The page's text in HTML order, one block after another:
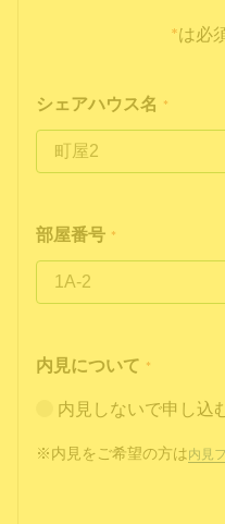
*は必
シェアハウス名 *
部屋番号 *
内見について *
内見しないで申し込
※内見をご希望の方は 内見